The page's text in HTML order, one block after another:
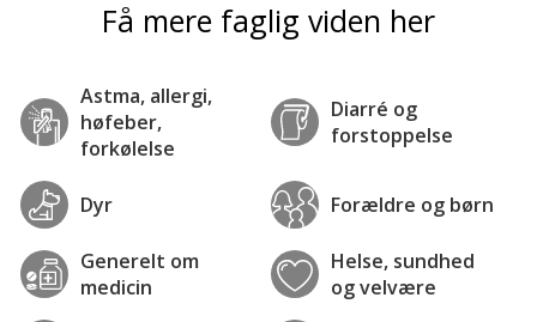
Få mere faglig viden her
Astma, allergi,
høfeber,
forkølelse
Diarré og
forstoppelse
Dyr Forældre og børn
Generelt om
medicin
Helse, sundhed
og velvære